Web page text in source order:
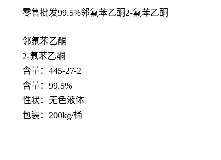
零售批发99.5%邻氟苯乙酮2-氟苯乙酮
邻氟苯乙酮
2-氟苯乙酮
含量：445-27-2
含量：99.5%
性状：无色液体
包装：200kg/桶